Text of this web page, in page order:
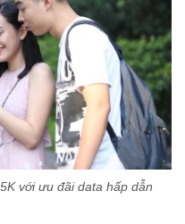
với ưu đãi data hấp dẫn